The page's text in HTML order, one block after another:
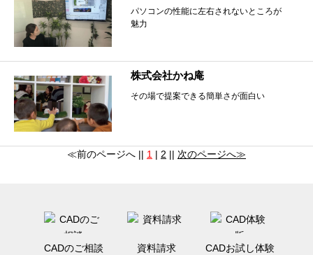
パソコンの性能に左右されないところが
魅力
株式会社かね庵
その場で提案できる簡単さが面白い
≪前のページへ || 1 | 2 || 次のページへ≫
CADのご相談 資料請求 CADお試し体験